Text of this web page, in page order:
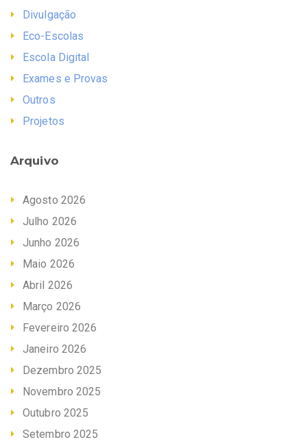
Divulgação
Eco-Escolas
Escola Digital
Exames e Provas
Outros
Projetos
Arquivo
Agosto 2026
Julho 2026
Junho 2026
Maio 2026
Abril 2026
Março 2026
Fevereiro 2026
Janeiro 2026
Dezembro 2025
Novembro 2025
Outubro 2025
Setembro 2025